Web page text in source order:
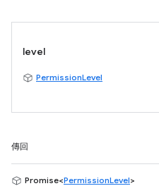
level
PermissionLevel
傳回
Promise<PermissionLevel>